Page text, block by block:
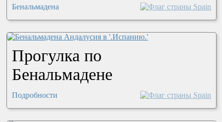
Бенальмадена
Прогулка по
Бенальмадене
Подробности